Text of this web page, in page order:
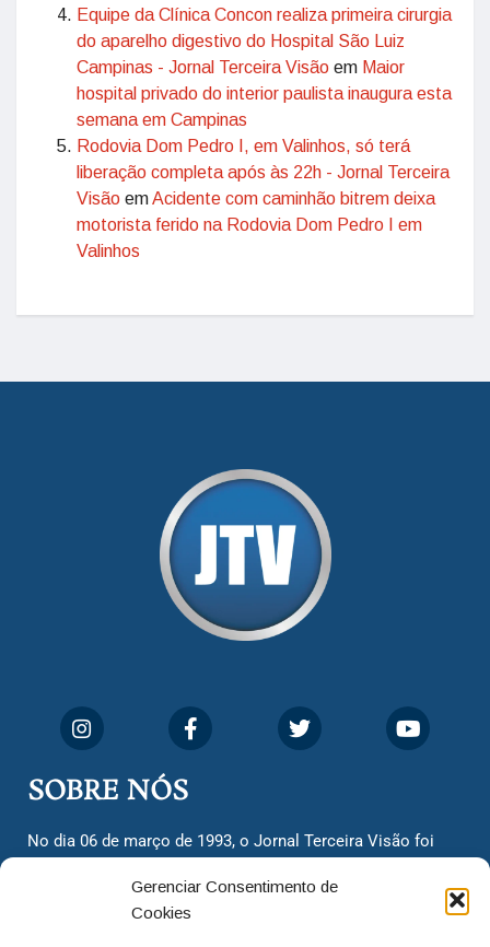
Gerenciar Consentimento de
Cookies
Equipe da Clínica Concon realiza primeira cirurgia
do aparelho digestivo do Hospital São Luiz
Campinas - Jornal Terceira Visão em Maior
hospital privado do interior paulista inaugura esta
semana em Campinas
Rodovia Dom Pedro I, em Valinhos, só terá
liberação completa após às 22h - Jornal Terceira
Visão emAcidente com caminhão bitrem deixa
motorista ferido na Rodovia Dom Pedro I em
Valinhos
SOBRE NÓS
No dia 06 de março de 1993, o Jornal Terceira Visão foi
cidadãos valinhenses, já que naquela época só existiam
dois jornais. Há mais de 30 anos, o jornal continua